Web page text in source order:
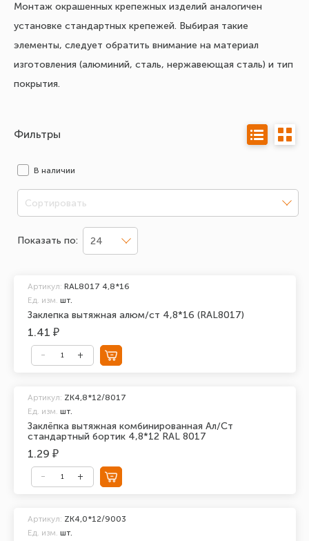
Монтаж окрашенных крепежных изделий аналогичен
установке стандартных крепежей. Выбирая такие
элементы, следует обратить внимание на материал
изготовления (алюминий, сталь, нержавеющая сталь) и тип
покрытия.
Фильтры
В наличии
Сортировать
Показать по: 24
Заклепка вытяжная алюм/ст 4,8*16 (RAL8017)
Артикул: RAL8017 4,8*16
Ед. изм. шт.
1.41 ₽
Заклёпка вытяжная комбинированная Ал/Ст
стандартный бортик 4,8*12 RAL 8017
Артикул: ZK4,8*12/8017
Ед. изм. шт.
1.29 ₽
Артикул: ZK4,0*12/9003
Ед. изм. шт.